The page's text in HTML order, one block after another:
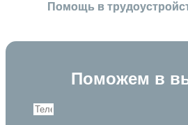
Помощь в
Поможем в